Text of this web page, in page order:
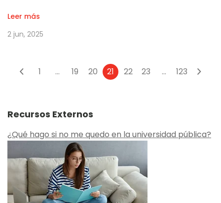
Leer más
2 jun, 2025
1 ... 19 20 21 22 23 ... 123
Recursos Externos
¿Qué hago si no me quedo en la universidad pública?